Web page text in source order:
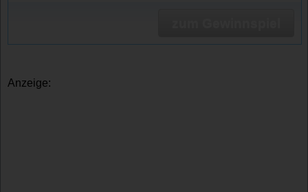
Anzeige: